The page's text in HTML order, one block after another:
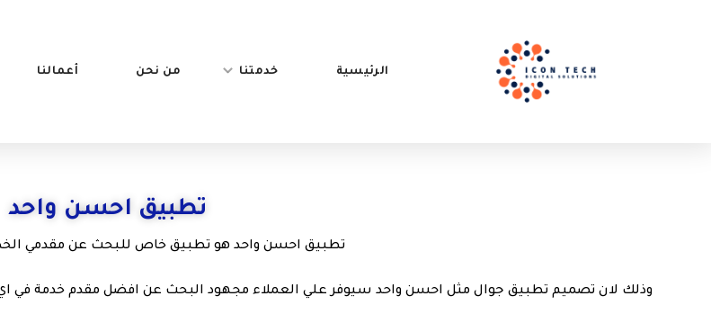
الرئيسية خدمتنا من نحن أعمالنا
تطبيق احسن واحد
تطبيق احسن واحد هو تطبيق خاص للبحث عن مقدمي
وذلك لان تصميم تطبيق جوال مثل احسن واحد سيوفر علي العملاء مجهود البحث عن افضل مقدم خدمة في